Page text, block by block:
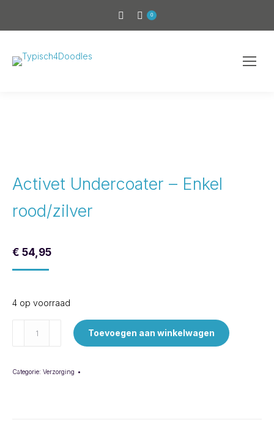
0
Activet Undercoater – Enkel
rood/zilver
€ 54,95
4 op voorraad
Activet
-
Toevoegen aan winkelwagen
Categorie: Verzorging